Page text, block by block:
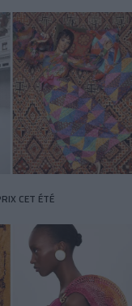
CET ÉTÉ